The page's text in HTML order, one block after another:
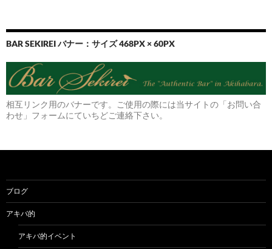
BAR SEKIREI バナー：サイズ 468PX × 60PX
相互リンク用のバナーです。ご使用の際には当サイトの「お問い合
わせ」フォームにていちどご連絡下さい。
ブログ
アキバ的
アキバ的イベント